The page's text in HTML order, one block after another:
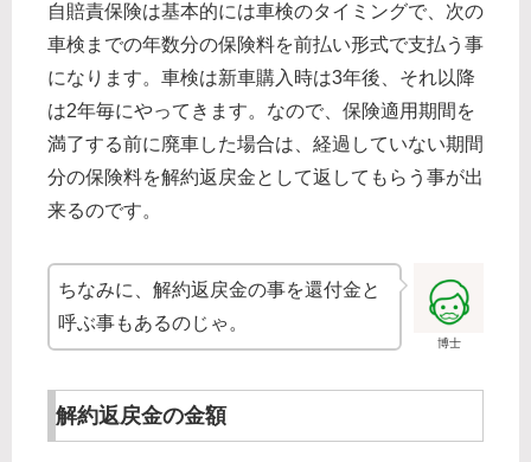
自賠責保険は基本的には車検のタイミングで、次の
車検までの年数分の保険料を前払い形式で支払う事
になります。車検は新車購入時は3年後、それ以降
は2年毎にやってきます。なので、保険適用期間を
満了する前に廃車した場合は、経過していない期間
分の保険料を解約返戻金として返してもらう事が出
来るのです。
博士
ちなみに、解約返戻金の事を還付金と
呼ぶ事もあるのじゃ。
解約返戻金の金額